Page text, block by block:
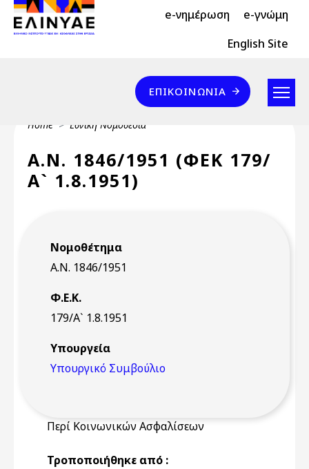
Skip to main content
Header Top 2 e-νημέρωση e-γνώμη
Header Top English Site
Επικοινωνία
ΕΠΙΚΟΙΝΩΝΊΑ
Breadcrumb
Home Εθνική Νομοθεσία
Α.Ν. 1846/1951 (ΦΕΚ 179/
Α` 1.8.1951)
Νομοθέτημα
Α.Ν. 1846/1951
Φ.Ε.Κ.
179/Α` 1.8.1951
Υπουργεία
Υπουργικό Συμβούλιο
Περί Κοινωνικών Ασφαλίσεων
Τροποποιήθηκε από :